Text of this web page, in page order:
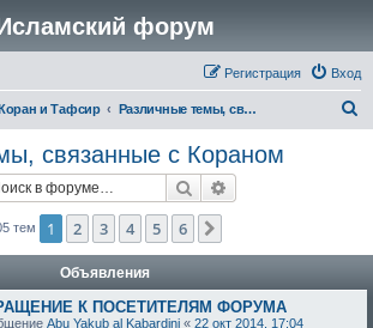
форум
Вход
Регистрация
и Тафсир Различные темы, связанные с Кораном
связанные с Кораном
Поиск
тем 1 2 3 4 5 6
Объявления
К ПОСЕТИТЕЛЯМ ФОРУМА
Abu Yakub al Kabardini « 22 окт 2014, 17:04